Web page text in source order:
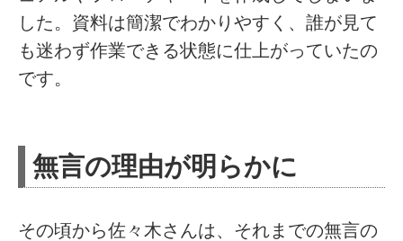
した。資料は簡潔でわかりやすく、誰が見て
も迷わず作業できる状態に仕上がっていたの
です。
無言の理由が明らかに
その頃から佐々木さんは、それまでの無言の